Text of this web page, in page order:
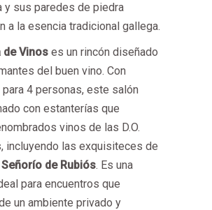
y sus paredes de piedra
a la esencia tradicional gallega.
de Vinos es un rincón diseñado
del buen vino. Con
4 personas, este salón
con estanterías que
vinos de las D.O.
incluyendo las exquisiteces de
Señorío de Rubiós. Es una
para encuentros que
un ambiente privado y